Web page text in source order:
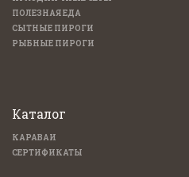
ПОЛЕЗНАЯ ЕДА
СЫТНЫЕ ПИРОГИ
РЫБНЫЕ ПИРОГИ
Каталог
КАРАВАИ
СЕРТИФИКАТЫ